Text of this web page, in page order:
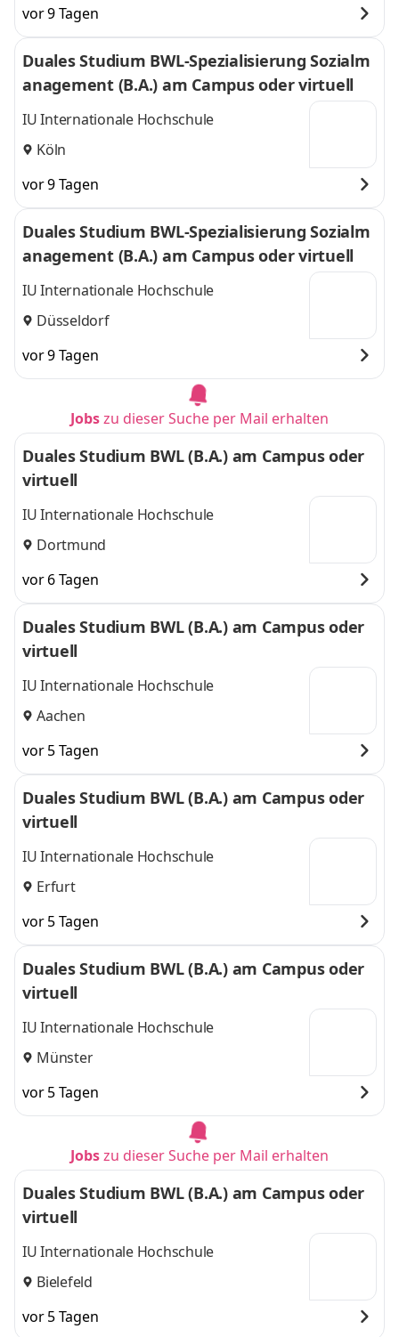
vor 9 Tagen
Duales Studium BWL-Spezialisierung Sozialm
anagement (B.A.) am Campus oder virtuell
IU Internationale Hochschule
Köln
vor 9 Tagen
Duales Studium BWL-Spezialisierung Sozialm
anagement (B.A.) am Campus oder virtuell
IU Internationale Hochschule
Düsseldorf
vor 9 Tagen
Jobszu dieser Suche per Mail erhalten
Duales Studium BWL (B.A.) am Campus oder
virtuell
IU Internationale Hochschule
Dortmund
vor 6 Tagen
Duales Studium BWL (B.A.) am Campus oder
virtuell
IU Internationale Hochschule
Aachen
vor 5 Tagen
Duales Studium BWL (B.A.) am Campus oder
virtuell
IU Internationale Hochschule
Erfurt
vor 5 Tagen
Duales Studium BWL (B.A.) am Campus oder
virtuell
IU Internationale Hochschule
Münster
vor 5 Tagen
Jobszu dieser Suche per Mail erhalten
Duales Studium BWL (B.A.) am Campus oder
virtuell
IU Internationale Hochschule
Bielefeld
vor 5 Tagen